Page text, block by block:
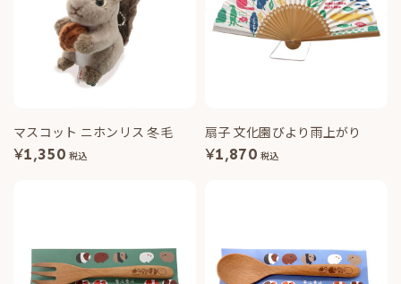
マスコット ニホンリス 冬毛
¥1,350 税込
扇子 文化園びより雨上がり
¥1,870 税込